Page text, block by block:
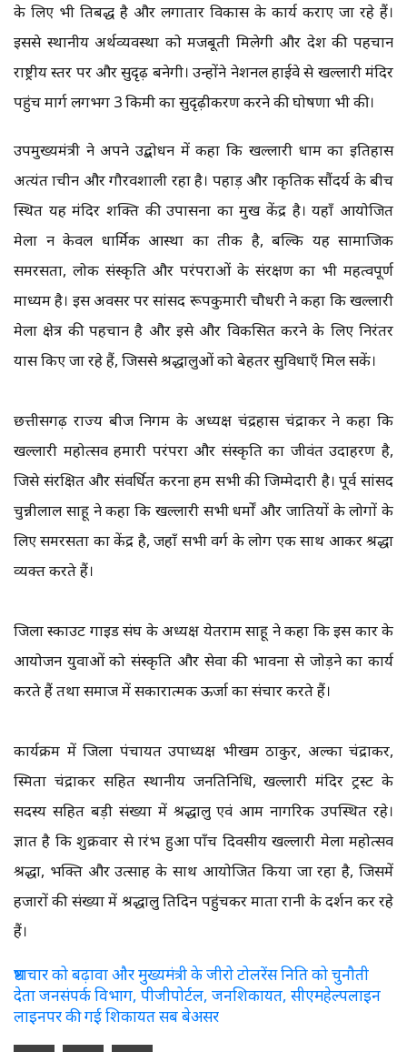
के लिए भी प्रतिबद्ध है और लगातार विकास के कार्य कराए जा रहे हैं।
इससे स्थानीय अर्थव्यवस्था को मजबूती मिलेगी और प्रदेश की पहचान
राष्ट्रीय स्तर पर और सुदृढ़ बनेगी। उन्होंने नेशनल हाईवे से खल्लारी मंदिर
पहुंच मार्ग लगभग 3 किमी का सुदृढ़ीकरण करने की घोषणा भी की।
उपमुख्यमंत्री ने अपने उद्बोधन में कहा कि खल्लारी धाम का इतिहास
अत्यंत प्राचीन और गौरवशाली रहा है। पहाड़ और प्राकृतिक सौंदर्य के बीच
स्थित यह मंदिर शक्ति की उपासना का प्रमुख केंद्र है। यहाँ आयोजित
मेला न केवल धार्मिक आस्था का प्रतीक है, बल्कि यह सामाजिक
समरसता, लोक संस्कृति और परंपराओं के संरक्षण का भी महत्वपूर्ण
माध्यम है। इस अवसर पर सांसद रूपकुमारी चौधरी ने कहा कि खल्लारी
मेला क्षेत्र की पहचान है और इसे और विकसित करने के लिए निरंतर
प्रयास किए जा रहे हैं, जिससे श्रद्धालुओं को बेहतर सुविधाएँ मिल सकें।
छत्तीसगढ़ राज्य बीज निगम के अध्यक्ष चंद्रहास चंद्राकर ने कहा कि
खल्लारी महोत्सव हमारी परंपरा और संस्कृति का जीवंत उदाहरण है,
जिसे संरक्षित और संवर्धित करना हम सभी की जिम्मेदारी है। पूर्व सांसद
चुन्नीलाल साहू ने कहा कि खल्लारी सभी धर्मों और जातियों के लोगों के
लिए समरसता का केंद्र है, जहाँ सभी वर्ग के लोग एक साथ आकर श्रद्धा
व्यक्त करते हैं।
जिला स्काउट गाइड संघ के अध्यक्ष येतराम साहू ने कहा कि इस प्रकार के
आयोजन युवाओं को संस्कृति और सेवा की भावना से जोड़ने का कार्य
करते हैं तथा समाज में सकारात्मक ऊर्जा का संचार करते हैं।
कार्यक्रम में जिला पंचायत उपाध्यक्ष भीखम ठाकुर, अल्का चंद्राकर,
स्मिता चंद्राकर सहित स्थानीय जनप्रतिनिधि, खल्लारी मंदिर ट्रस्ट के
सदस्य सहित बड़ी संख्या में श्रद्धालु एवं आम नागरिक उपस्थित रहे।
ज्ञात है कि शुक्रवार से प्रारंभ हुआ पाँच दिवसीय खल्लारी मेला महोत्सव
श्रद्धा, भक्ति और उत्साह के साथ आयोजित किया जा रहा है, जिसमें
हजारों की संख्या में श्रद्धालु प्रतिदिन पहुंचकर माता रानी के दर्शन कर रहे
हैं।
भ्रष्टाचार को बढ़ावा और मुख्यमंत्री के जीरो टोलरेंस निति को चुनौती
देता जनसंपर्क विभाग, पीजीपोर्टल, जनशिकायत, सीएमहेल्पलाइन
लाइनपर की गई शिकायत सब बेअसर